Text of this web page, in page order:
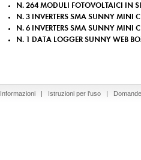
N. 264 MODULI FOTOVOLTAICI IN
N. 3 INVERTERS SMA SUNNY MINI
N. 6 INVERTERS SMA SUNNY MINI
N. 1 DATA LOGGER SUNNY WEB
Informazioni | Istruzioni per l'uso |